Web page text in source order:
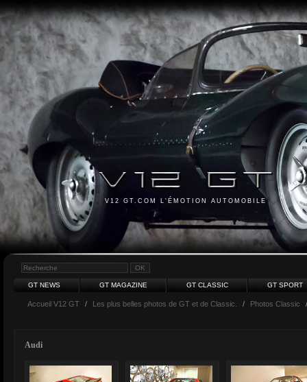
V12 GT.COM L'ÉMOTION AUTOMOBILE
GT NEWS GT MAGAZINE GT CLASSIC GT SPORT
Accueil V12 GT / Les plus belles photos de GT et de Classic. / Photos Classic
Audi